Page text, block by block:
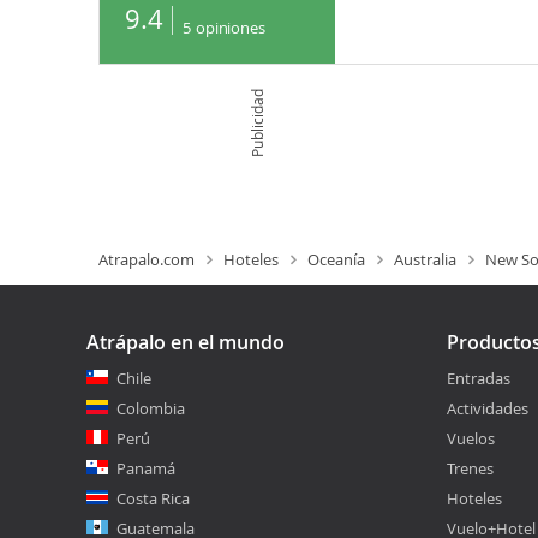
9.4 5 opiniones
Publicidad
Atrapalo.com Hoteles Oceanía Australia New
Atrápalo en el mundo
Chile
Colombia
Perú
Panamá
Costa Rica
Guatemala
Entradas
Actividades
Vuelos
Trenes
Hoteles
Vuelo+Hotel